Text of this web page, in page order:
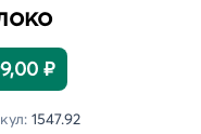
₽
1547.92